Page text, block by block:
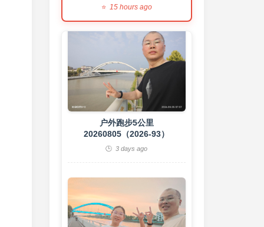
15 hours ago
户外跑步5公里
20260805（2026-93）
3 days ago